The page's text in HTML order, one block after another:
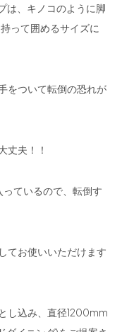
は、キノコのように脚
って囲めるサイズに
をついて転倒の恐れが
丈夫！！
ているので、転倒す
てお使いいただけます
し込み、直径1200mm